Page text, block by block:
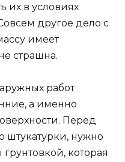
их в условиях
другое дело с
имеет
страшна.
работ
а именно
Перед
штукатурки, нужно
которая